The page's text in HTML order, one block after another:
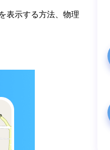
表示する方法、物理